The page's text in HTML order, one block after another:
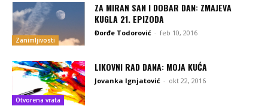
Zanimljivosti
ZA MIRAN SAN I DOBAR DAN: ZMAJEVA
KUGLA 21. EPIZODA
Đorđe Todorović - feb 10, 2016
Otvorena vrata
LIKOVNI RAD DANA: MOJA KUĆA
Jovanka Ignjatović - okt 22, 2016